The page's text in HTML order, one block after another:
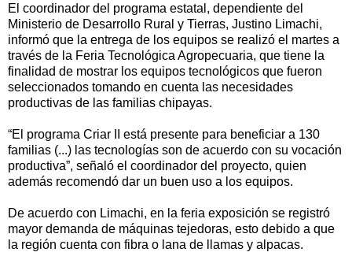
El coordinador del programa estatal, dependiente del
Ministerio de Desarrollo Rural y Tierras, Justino Limachi,
informó que la entrega de los equipos se realizó el martes a
través de la Feria Tecnológica Agropecuaria, que tiene la
finalidad de mostrar los equipos tecnológicos que fueron
seleccionados tomando en cuenta las necesidades
productivas de las familias chipayas.
“El programa Criar II está presente para beneficiar a 130
familias (...) las tecnologías son de acuerdo con su vocación
productiva”, señaló el coordinador del proyecto, quien
además recomendó dar un buen uso a los equipos.
De acuerdo con Limachi, en la feria exposición se registró
mayor demanda de máquinas tejedoras, esto debido a que
la región cuenta con fibra o lana de llamas y alpacas.